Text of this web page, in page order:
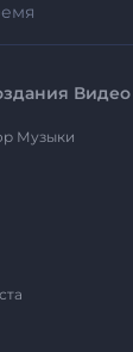
Видео
Музыки